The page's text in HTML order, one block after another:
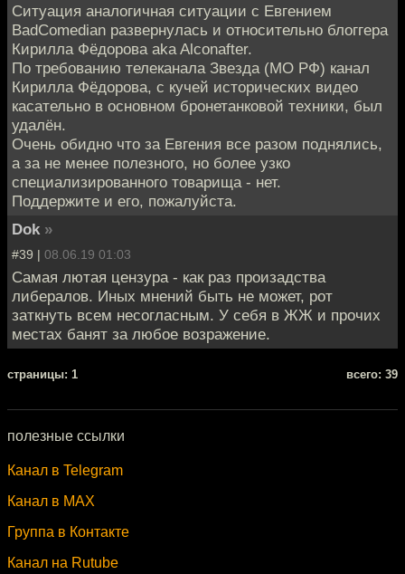
Ситуация аналогичная ситуации с Евгением
BadComedian развернулась и относительно блоггера
Кирилла Фёдорова aka Alconafter.
По требованию телеканала Звезда (МО РФ) канал
Кирилла Фёдорова, с кучей исторических видео
касательно в основном бронетанковой техники, был
удалён.
Очень обидно что за Евгения все разом поднялись,
а за не менее полезного, но более узко
специализированного товарища - нет.
Поддержите и его, пожалуйста.
Dok »
#39 | 08.06.19 01:03
Самая лютая цензура - как раз произадства
либералов. Иных мнений быть не может, рот
заткнуть всем несогласным. У себя в ЖЖ и прочих
местах банят за любое возражение.
cтраницы: 1 всего: 39
полезные ссылки
Канал в Telegram
Канал в MAX
Группа в Контакте
Канал на Rutube